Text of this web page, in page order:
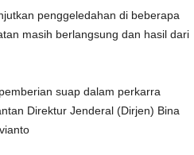
penggeledahan di beberapa
masih berlangsung dan hasil dari
suap dalam perkarra
Direktur Jenderal (Dirjen) Bina